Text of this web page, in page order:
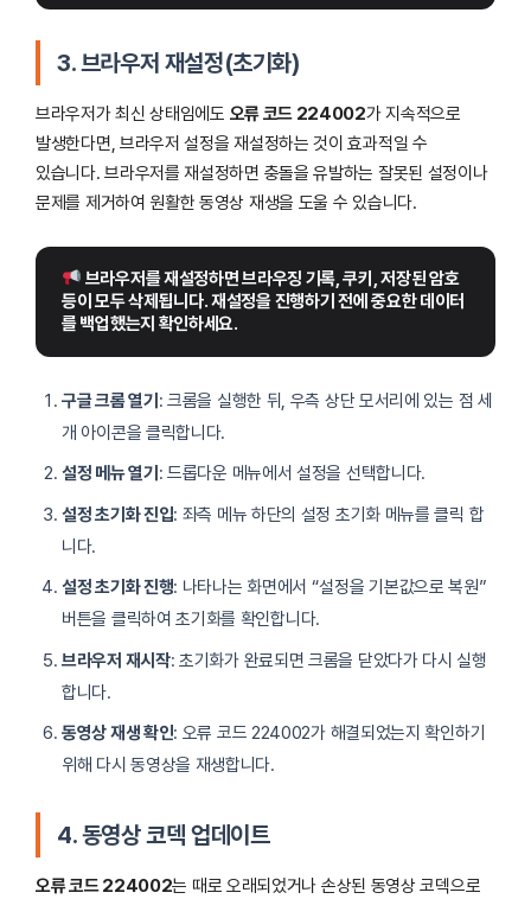
3. 브라우저 재설정(초기화)
브라우저가 최신 상태임에도 오류 코드 224002가 지속적으로
발생한다면, 브라우저 설정을 재설정하는 것이 효과적일 수
있습니다. 브라우저를 재설정하면 충돌을 유발하는 잘못된 설정이나
문제를 제거하여 원활한 동영상 재생을 도울 수 있습니다.
브라우저를 재설정하면 브라우징 기록, 쿠키, 저장된 암호
등이 모두 삭제됩니다. 재설정을 진행하기 전에 중요한 데이터
를 백업했는지 확인하세요.
구글 크롬 열기 : 크롬을 실행한 뒤, 우측 상단 모서리에 있는 점 세
개 아이콘을 클릭합니다.
설정 메뉴 열기 : 드롭다운 메뉴에서 설정을 선택합니다.
설정 초기화 진입: 좌측 메뉴 하단의 설정 초기화 메뉴를 클릭 합
니다.
설정 초기화 진행: 나타나는 화면에서 “설정을 기본값으로 복원”
버튼을 클릭하여 초기화를 확인합니다.
브라우저 재시작: 초기화가 완료되면 크롬을 닫았다가 다시 실행
합니다.
동영상 재생 확인: 오류 코드 224002가 해결되었는지 확인하기
위해 다시 동영상을 재생합니다.
4. 동영상 코덱 업데이트
오류 코드 224002는 때로 오래되었거나 손상된 동영상 코덱으로